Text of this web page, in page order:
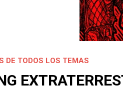
DE TODOS LOS TEMAS